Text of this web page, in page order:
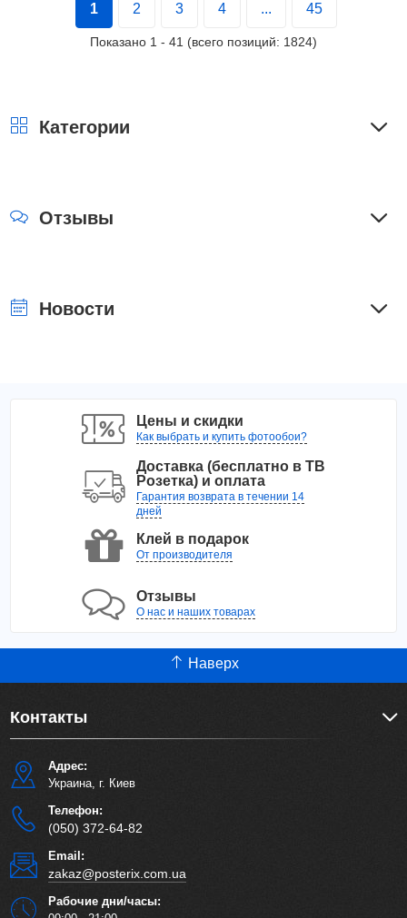
1 2 3 4 ... 45
Показано 1 - 41 (всего позиций: 1824)
Категории
Отзывы
Новости
Цены и скидки
Как выбрать и купить фотообои?
Доставка (бесплатно в ТВ
Розетка) и оплата
Гарантия возврата в течении 14
дней
Клей в подарок
От производителя
Отзывы
О нас и наших товарах
Наверх
Контакты
Адрес:
Украина, г. Киев
Телефон:
(050) 372-64-82
Email:
zakaz@posterix.com.ua
Рабочие дни/часы: